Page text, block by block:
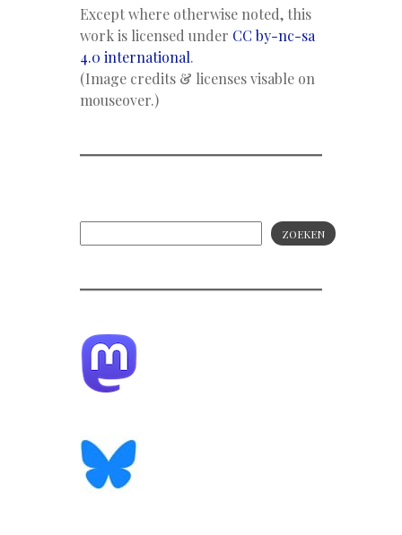
Except where otherwise noted, this
work is licensed under CC by-nc-sa
4.0 international.
(Image credits & licenses visable on
mouseover.)
ZOEKEN